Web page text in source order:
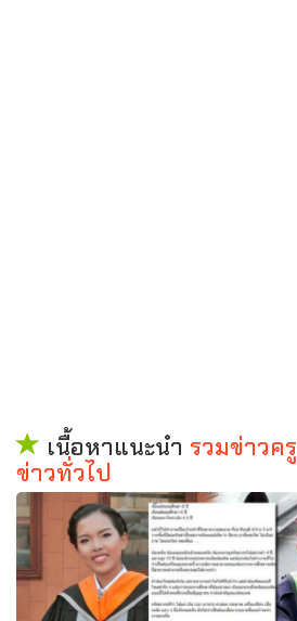
เนื้อหาแนะนำ รวมข่าวครู
ข่าวทั่วไป